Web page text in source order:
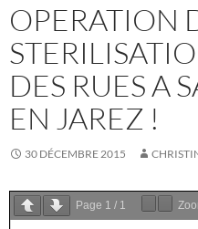
OPERATION
DES RUES A
EN JAREZ !
30 DÉCEMBRE 2015
Page 1 / 1